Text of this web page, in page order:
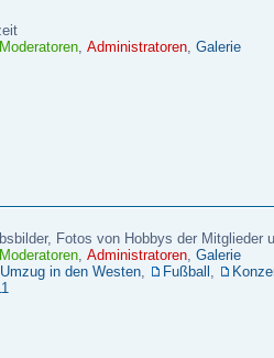
Administratoren Galerie
Fotos von Hobbys der Mitglieder
Administratoren Galerie
in den Westen Fußball